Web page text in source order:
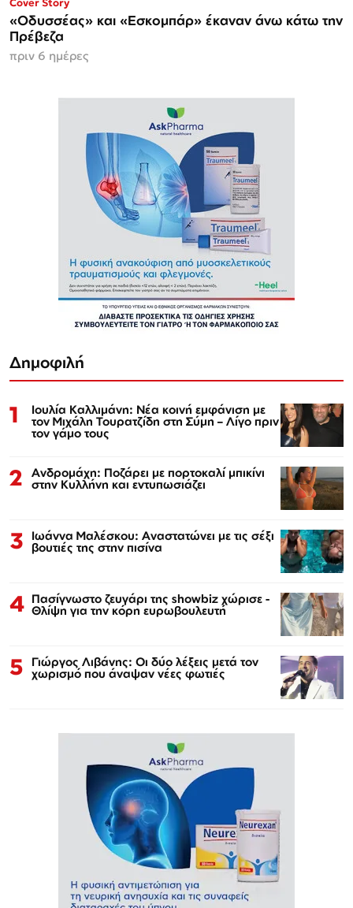
«Οδυσσέας» και «Εσκομπάρ» έκαναν άνω κάτω την
Πρέβεζα
πριν 6 ημέρες
Δημοφιλή
1 Ιουλία Καλλιμάνη: Νέα κοινή εμφάνιση με
τον Μιχάλη Τουρατζίδη στη Σύμη – Λίγο πριν
τον γάμο τους
2 Ανδρομάχη: Ποζάρει με πορτοκαλί μπικίνι
στην Κυλλήνη και εντυπωσιάζει
3 Ιωάννα Μαλέσκου: Αναστατώνει με τις σέξι
βουτιές της στην πισίνα
4 Πασίγνωστο ζευγάρι της showbiz χώρισε -
Θλίψη για την κόρη ευρωβουλευτή
5 Γιώργος Λιβάνης: Οι δύο λέξεις μετά τον
χωρισμό που άναψαν νέες φωτιές